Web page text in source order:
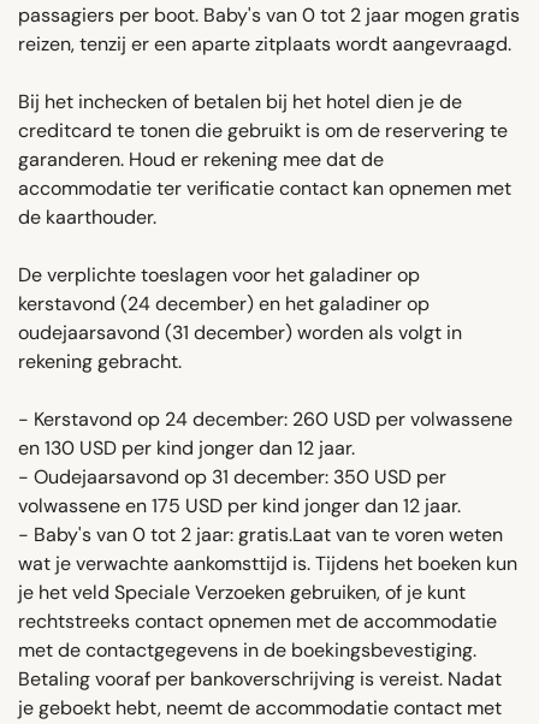
passagiers per boot. Baby's van 0 tot 2 jaar mogen gratis
reizen, tenzij er een aparte zitplaats wordt aangevraagd.
Bij het inchecken of betalen bij het hotel dien je de
creditcard te tonen die gebruikt is om de reservering te
garanderen. Houd er rekening mee dat de
accommodatie ter verificatie contact kan opnemen met
de kaarthouder.
De verplichte toeslagen voor het galadiner op
kerstavond (24 december) en het galadiner op
oudejaarsavond (31 december) worden als volgt in
rekening gebracht.
- Kerstavond op 24 december: 260 USD per volwassene
en 130 USD per kind jonger dan 12 jaar.
- Oudejaarsavond op 31 december: 350 USD per
volwassene en 175 USD per kind jonger dan 12 jaar.
- Baby's van 0 tot 2 jaar: gratis.Laat van te voren weten
wat je verwachte aankomsttijd is. Tijdens het boeken kun
je het veld Speciale Verzoeken gebruiken, of je kunt
rechtstreeks contact opnemen met de accommodatie
met de contactgegevens in de boekingsbevestiging.
Betaling vooraf per bankoverschrijving is vereist. Nadat
je geboekt hebt, neemt de accommodatie contact met